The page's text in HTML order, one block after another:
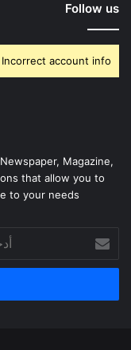
Follow us
account info.
Magazine,
that allow you to
to your needs.
بريدك
الإلكتروني